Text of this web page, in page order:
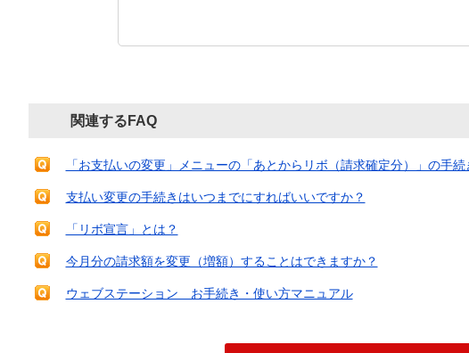
関連するFAQ
「お支払いの変更」メニューの「あとからリボ（請求確定分）」の手続
支払い変更の手続きはいつまでにすればいいですか？
「リボ宣言」とは？
今月分の請求額を変更（増額）することはできますか？
ウェブステーション お手続き・使い方マニュアル